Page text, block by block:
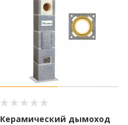
Керамический дымоход